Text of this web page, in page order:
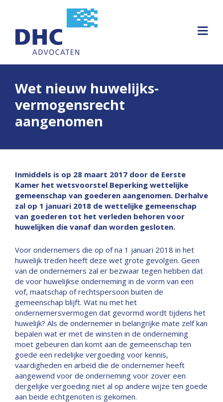
Wet nieuw huwelijks-
vermogensrecht
aangenomen
Inmiddels is op 28 maart 2017 door de Eerste
Kamer het wetsvoorstel Beperking wettelijke
gemeenschap van goederen aangenomen. Derhalve
zal op 1 januari 2018 de wettelijke gemeenschap
van goederen tot het verleden behoren voor
huwelijken die vanaf dan worden gesloten.
Voor ondernemers die op of na 1 januari 2018 in het
huwelijk treden heeft deze wet grote gevolgen. Geen
van de ondernemers zal er bezwaar tegen hebben dat
de voor huwelijkse onderneming in de vorm van een
vof, maatschap of rechtspersoon buiten de
gemeenschap blijft. Wat nu met het
ondernemersvermogen dat gevormd wordt tijdens het
huwelijk? Als de ondernemer in belangrijke mate zelf kan
bepalen wat er met de winsten in de onderneming
moet gebeuren dan komt aan de gemeenschap ten
goede een redelijke vergoeding voor kennis,
vaardigheden en arbeid die de ondernemer heeft
aangewend voor de onderneming voor zover een
dergelijke vergoeding niet al op andere wijze ten goede
aan beide echtgenoten is gekomen.